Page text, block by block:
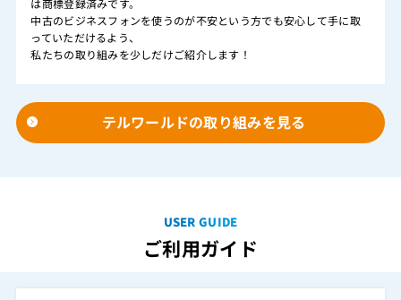
中古のビジネスフォンを使うのが不安という方でも安心して手に取
っていただけるよう、
私たちの取り組みを少しだけご紹介します！
テルワールドの取り組みを見る
USER GUIDE
ご利用ガイド